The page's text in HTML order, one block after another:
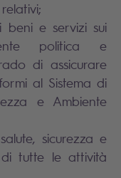
beni e servizi sui
politica e
di assicurare
al Sistema di
e Ambiente
sicurezza e
tutte le attività